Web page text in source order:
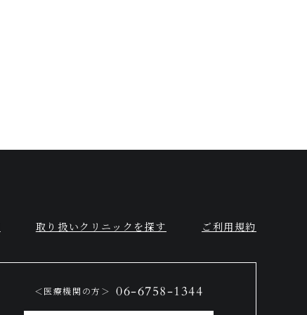
取り扱いクリニックを探す ご利用規約
＜医療機関の方＞ 06-6758-1344